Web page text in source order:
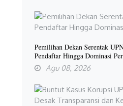
Pemilihan Dekan Serentak
Pendaftar Hingga Dominasi
Agu 08, 2026